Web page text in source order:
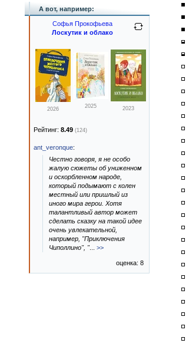
А вот, например:
Софья Прокофьева
Лоскутик и облако
2026 2025 2023
Рейтинг: 8.49 (124)
ant_veronque:
Честно говоря, я не особо
жалую сюжеты об униженном
и оскорбленном народе,
который подымают с колен
местный или пришлый из
иного мира герои. Хотя
талантливый автор может
сделать сказку на такой идее
очень увлекательной,
например, "Приключения
Чиполлино", "... >>
оценка: 8